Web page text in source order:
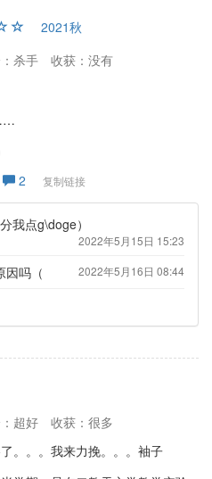
2021秋
杀手
收获：没有
2 复制链接
我点g\doge）
2022年5月15日 15:23
因吗（ 2022年5月16日 08:44
超好
收获：很多
。。。我来力挽。。。袖子